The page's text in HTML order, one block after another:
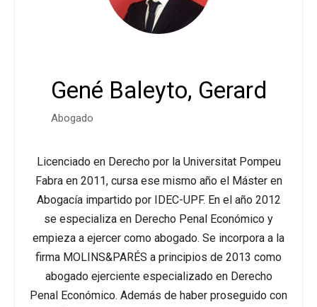
Gené Baleyto, Gerard
Abogado
Licenciado en Derecho por la Universitat Pompeu
Fabra en 2011, cursa ese mismo año el Máster en
Abogacía impartido por IDEC-UPF. En el año 2012
se especializa en Derecho Penal Económico y
empieza a ejercer como abogado. Se incorpora a la
firma MOLINS&PARÉS a principios de 2013 como
abogado ejerciente especializado en Derecho
Penal Económico. Además de haber proseguido con